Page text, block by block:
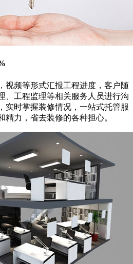
视频等形式汇报工程进度，客户随
、工程监理等相关服务人员进行沟
实时掌握装修情况，一站式托管服
力，省去装修的各种担心。